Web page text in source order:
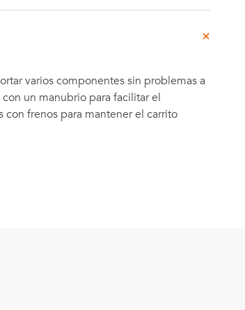
varios componentes sin problemas a
un manubrio para facilitar el
con frenos para mantener el carrito